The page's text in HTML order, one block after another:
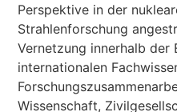
Perspektive in der
Strahlenforschung
Vernetzung innerhalb der
internationalen
Wissenschaft,